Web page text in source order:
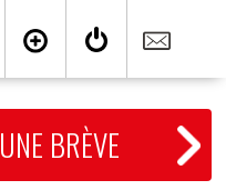
UNE BRÈVE